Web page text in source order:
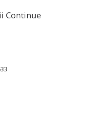
Continue